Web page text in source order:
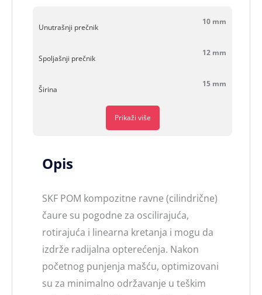
Unutrašnji prečnik
10 mm
Spoljašnji prečnik
12 mm
Širina
15 mm
Prikaži više
Opis
SKF POM kompozitne ravne (cilindrične)
čaure su pogodne za oscilirajuća,
rotirajuća i linearna kretanja i mogu da
izdrže radijalna opterećenja. Nakon
početnog punjenja mašću, optimizovani
su za minimalno održavanje u teškim